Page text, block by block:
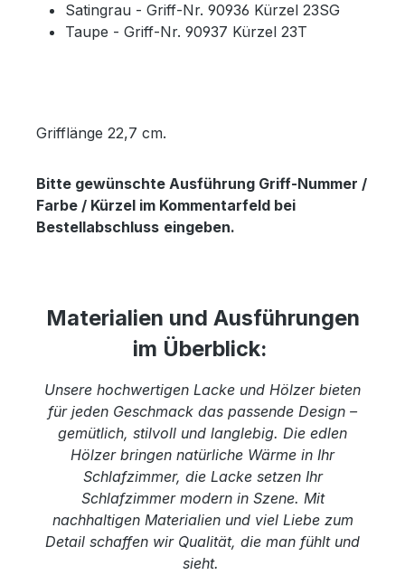
Satingrau - Griff-Nr. 90936 Kürzel 23SG
Taupe - Griff-Nr. 90937 Kürzel 23T
Grifflänge 22,7 cm.
Bitte gewünschte Ausführung Griff-Nummer /
Farbe / Kürzel im Kommentarfeld bei
Bestellabschluss eingeben.
Materialien und Ausführungen
im Überblick:
Unsere hochwertigen Lacke und Hölzer bieten
für jeden Geschmack das passende Design –
gemütlich, stilvoll und langlebig. Die edlen
Hölzer bringen natürliche Wärme in Ihr
Schlafzimmer, die Lacke setzen Ihr
Schlafzimmer modern in Szene. Mit
nachhaltigen Materialien und viel Liebe zum
Detail schaffen wir Qualität, die man fühlt und
sieht.